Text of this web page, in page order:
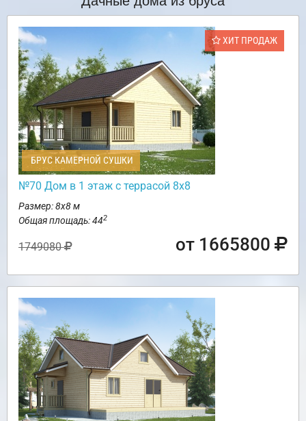
ХИТ ПРОДАЖ
БРУС КАМЕРНОЙ СУШКИ
№70 Дом в 1 этаж с террасой 8х8
Размер: 8х8 м
Общая площадь: 442
1749080 от 1665800